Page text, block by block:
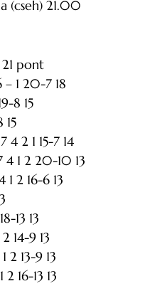
(cseh) 21.00
pont
1 20-7 18
8 15
15
2 1 15-7 14
4 1 2 20-10 13
2 16-6 13
13 13
14-9 13
2 13-9 13
16-13 13